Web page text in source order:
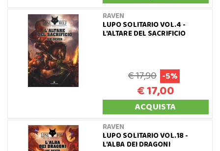
RAVEN
LUPO SOLITARIO VOL.4 -
L'ALTARE DEL SACRIFICIO
€ 17,90 -5%
€ 17,00
ACQUISTA
RAVEN
LUPO SOLITARIO VOL.18 -
L'ALBA DEI DRAGONI